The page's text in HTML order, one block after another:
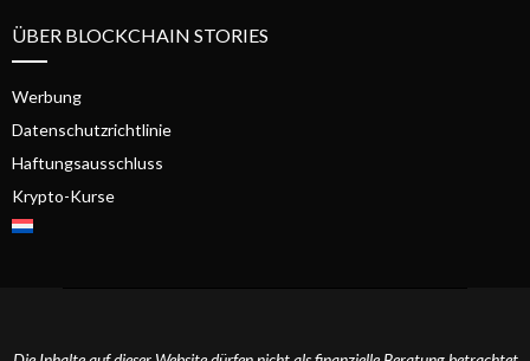
ÜBER BLOCKCHAIN STORIES
Werbung
Datenschutzrichtlinie
Haftungsausschluss
Krypto-Kurse